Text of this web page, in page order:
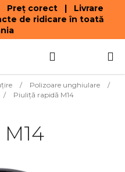
corect | Livrare
de ridicare în toată
DE
/ Polizoare unghiulare
/
/ Piuliță rapidă M14